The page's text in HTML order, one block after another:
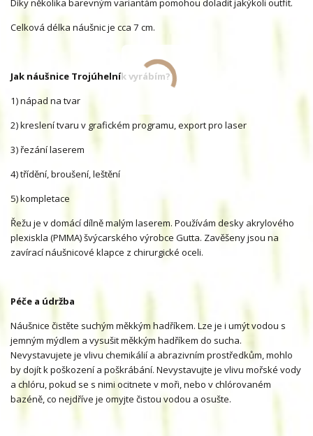
Díky několika barevným variantám pomohou doladit jakýkoli outfit.
Celková délka náušnic je cca 7 cm.
Jak náušnice Trojúhelník vyrábím?
1) nápad na tvar
2) kreslení tvaru v grafickém programu, export pro laser
3) řezání laserem
4) třídění, broušení, leštění
5) kompletace
Řežu je v domácí dílně malým laserem. Používám desky akrylového
plexiskla (PMMA) švýcarského výrobce Gutta. Zavěšeny jsou na
zavírací náušnicové klapce z chirurgické oceli.
Péče a údržba
Náušnice čistěte suchým měkkým hadříkem. Lze je i umýt vodou s
jemným mýdlem a vysušit měkkým hadříkem do sucha.
Nevystavujete je vlivu chemikálií a abrazivním prostředkům, mohlo
by dojít k poškození a poškrábání. Nevystavujte je vlivu mořské vody
a chlóru, pokud se s nimi ocitnete v moři, nebo v chlórovaném
bazéně, co nejdříve je omyjte čistou vodou a osušte.